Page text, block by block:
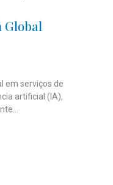
Global
em serviços de
artificial (IA),